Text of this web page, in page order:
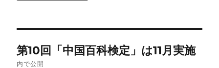
稿
第10回「中国百科検定」は11月実施
内で公開